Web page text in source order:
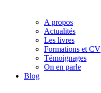
A propos
Actualités
Les livres
Formations et CV
Témoignages
On en parle
Blog